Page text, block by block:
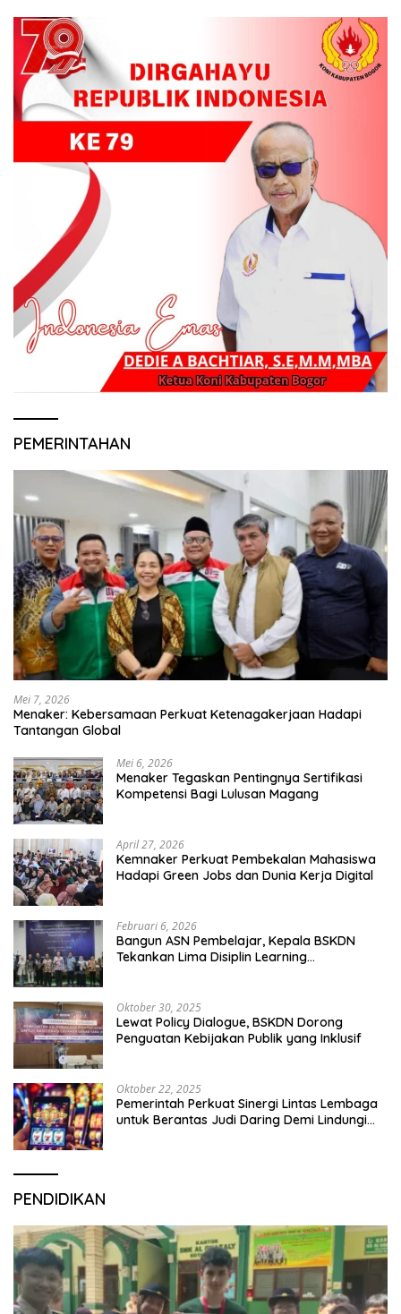
PEMERINTAHAN
Mei 7, 2026
Menaker: Kebersamaan Perkuat Ketenagakerjaan Hadapi
Tantangan Global
Mei 6, 2026
Menaker Tegaskan Pentingnya Sertifikasi
Kompetensi Bagi Lulusan Magang
April 27, 2026
Kemnaker Perkuat Pembekalan Mahasiswa
Hadapi Green Jobs dan Dunia Kerja Digital
Februari 6, 2026
Bangun ASN Pembelajar, Kepala BSKDN
Tekankan Lima Disiplin Learning
Oktober 30, 2025
Lewat Policy Dialogue, BSKDN Dorong
Penguatan Kebijakan Publik yang Inklusif
Oktober 22, 2025
Pemerintah Perkuat Sinergi Lintas Lembaga
untuk Berantas Judi Daring Demi Lindungi
PENDIDIKAN